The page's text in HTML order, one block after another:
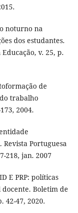
noturno na
dos estudantes.
v. 25, p.
de
trabalho
2004.
Portuguesa
218, jan. 2007
E PRP: políticas
Boletim de
42-47, 2020.